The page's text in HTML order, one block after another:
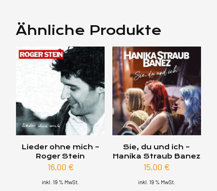
Ähnliche Produkte
Lieder ohne mich –
Roger Stein
16,00 €
inkl. 19 % MwSt.
Sie, du und ich –
Hanika Straub Banez
15,00 €
inkl. 19 % MwSt.